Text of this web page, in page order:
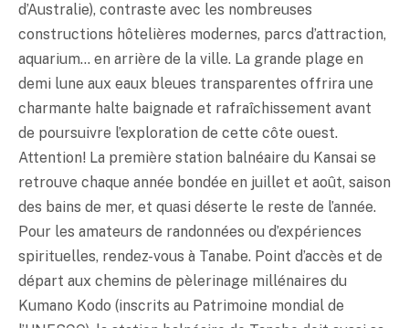
d’Australie), contraste avec les nombreuses
constructions hôtelières modernes, parcs d’attraction,
aquarium… en arrière de la ville. La grande plage en
demi lune aux eaux bleues transparentes offrira une
charmante halte baignade et rafraîchissement avant
de poursuivre l’exploration de cette côte ouest.
Attention! La première station balnéaire du Kansai se
retrouve chaque année bondée en juillet et août, saison
des bains de mer, et quasi déserte le reste de l’année.
Pour les amateurs de randonnées ou d’expériences
spirituelles, rendez-vous à Tanabe. Point d’accès et de
départ aux chemins de pèlerinage millénaires du
Kumano Kodo (inscrits au Patrimoine mondial de